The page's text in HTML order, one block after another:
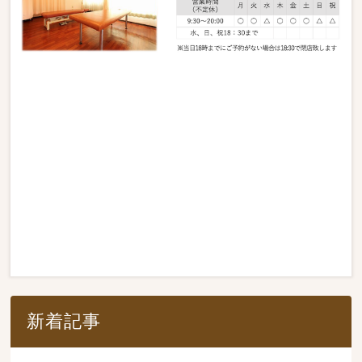
新着記事